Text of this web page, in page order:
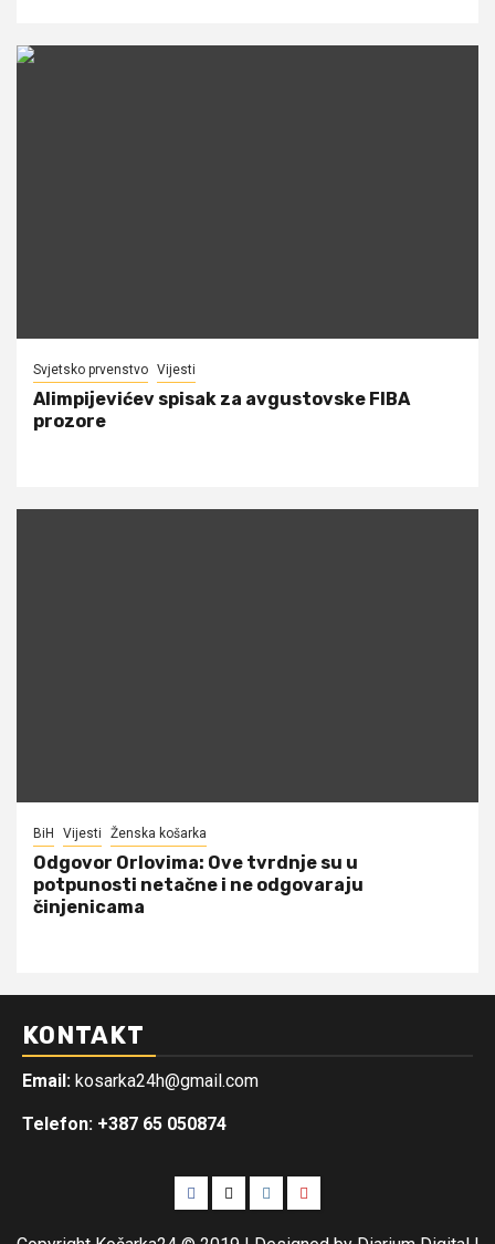
Svjetsko prvenstvo Vijesti
Alimpijevićev spisak za avgustovske FIBA
prozore
BiH Vijesti Ženska košarka
Odgovor Orlovima: ​Ove tvrdnje su u
potpunosti netačne i ne odgovaraju
činjenicama
KONTAKT
Email: kosarka24h@gmail.com
Telefon: +387 65 050874
Facebook
TwitterInstagramYoutube